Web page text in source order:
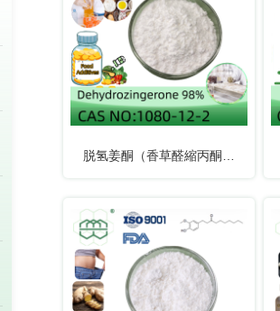
脱氢姜酮（香草醛縮丙酮）